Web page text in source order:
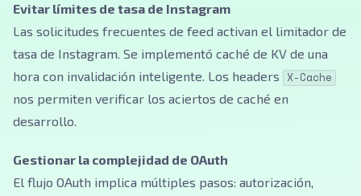
Evitar límites de tasa de Instagram
Las solicitudes frecuentes de feed activan el limitador de
tasa de Instagram. Se implementó caché de KV de una
hora con invalidación inteligente. Los headers X-Cache
nos permiten verificar los aciertos de caché en
desarrollo.
Gestionar la complejidad de OAuth
El flujo OAuth implica múltiples pasos: autorización,